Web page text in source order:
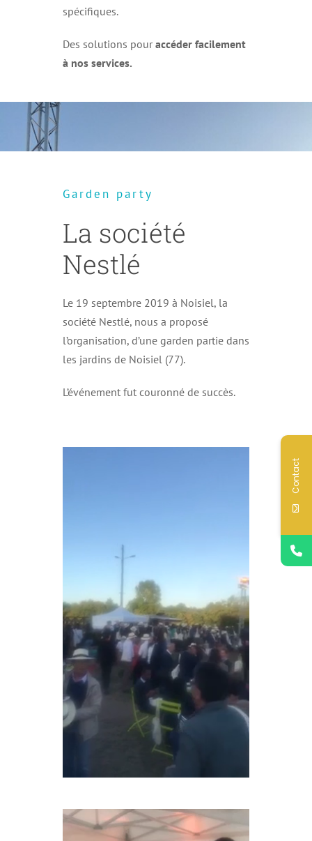
spécifiques.
Des solutions pouraccéder facilement
à nos services.
Garden party
La société
Nestlé
Le 19 septembre 2019 à Noisiel, la
société Nestlé, nous a proposé
l’organisation, d’une garden partie dans
les jardins de Noisiel (77).
L’événement fut couronné de succès.
Contact